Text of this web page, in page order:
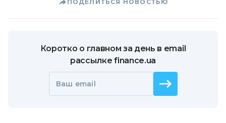
ПОДЕЛИТЬСЯ НОВОСТЬЮ
Коротко о главном за день в email
рассылке finance.ua
Ваш email